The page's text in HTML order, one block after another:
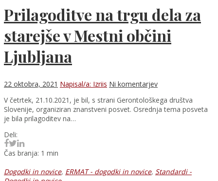
Prilagoditve na trgu dela za
starejše v Mestni občini
Ljubljana
22 oktobra, 2021 Napisal/a: Izriis Ni komentarjev
V četrtek, 21.10.2021, je bil, s strani Gerontološkega društva
Slovenije, organiziran znanstveni posvet. Osrednja tema posveta
je bila prilagoditev na…
Deli:
Čas branja: 1 min
Dogodki in novice, ERMAT - dogodki in novice, Standardi -